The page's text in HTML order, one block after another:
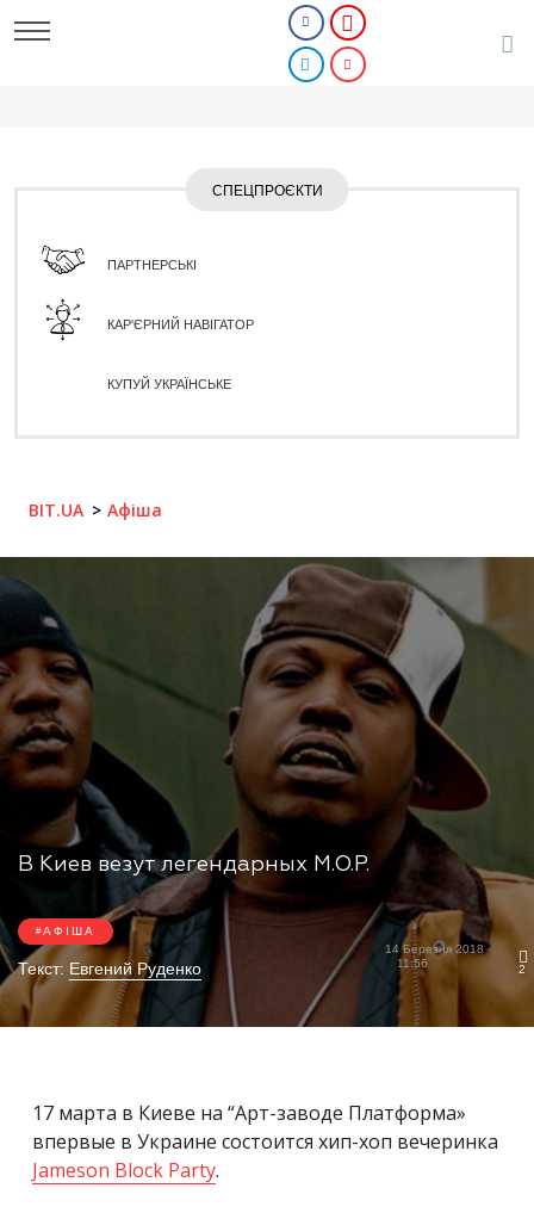
СПЕЦПРОЄКТИ
ПАРТНЕРСЬКІ
КАР'ЄРНИЙ НАВІГАТОР
КУПУЙ УКРАЇНСЬКЕ
BIT.UA Афіша
В Киев везут легендарных M.O.P.
АФІША
Текст: Евгений Руденко
14 Березня 2018
11:56
2
17 марта в Киеве на “Арт-заводе Платформа»
впервые в Украине состоится хип-хоп вечеринка
Jameson Block Party.